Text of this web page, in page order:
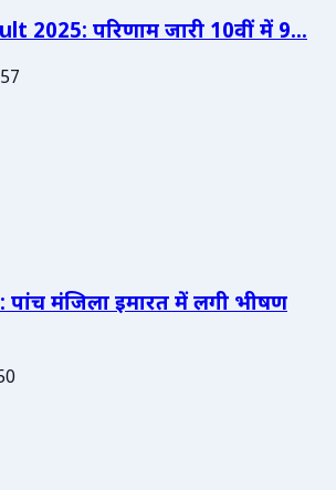
2025: परिणाम जारी 10वीं में 9...
मंजिला इमारत में लगी भीषण